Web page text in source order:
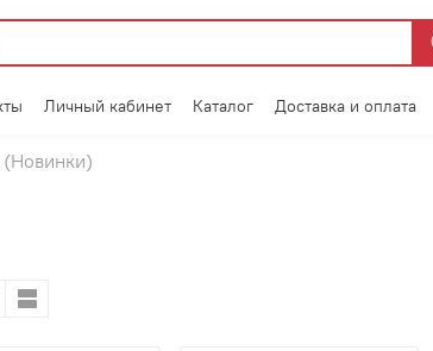
Личный кабинет Каталог Доставка и оплата
(Новинки)